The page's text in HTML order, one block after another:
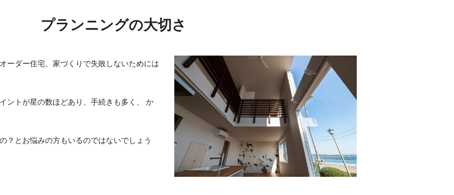
プランニングの大切さ
ーダー住宅、家づくりで失敗しないためには
ントが星の数ほどあり、手続きも多く、 か
？とお悩みの方もいるのではないでしょう